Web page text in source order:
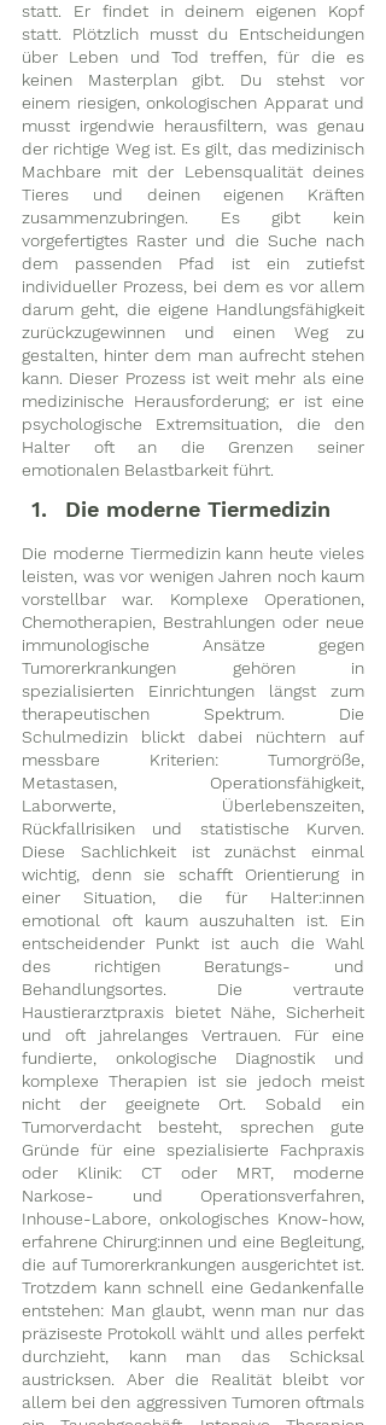
statt. Er findet in deinem eigenen Kopf
statt. Plötzlich musst du Entscheidungen
über Leben und Tod treffen, für die es
keinen Masterplan gibt. Du stehst vor
einem riesigen, onkologischen Apparat und
musst irgendwie herausfiltern, was genau
der richtige Weg ist. Es gilt, das medizinisch
Machbare mit der Lebensqualität deines
Tieres und deinen eigenen Kräften
zusammenzubringen. Es gibt kein
vorgefertigtes Raster und die Suche nach
dem passenden Pfad ist ein zutiefst
individueller Prozess, bei dem es vor allem
darum geht, die eigene Handlungsfähigkeit
zurückzugewinnen und einen Weg zu
gestalten, hinter dem man aufrecht stehen
kann. Dieser Prozess ist weit mehr als eine
medizinische Herausforderung; er ist eine
psychologische Extremsituation, die den
Halter oft an die Grenzen seiner
emotionalen Belastbarkeit führt.
Die moderne Tiermedizin
Die moderne Tiermedizin kann heute vieles
leisten, was vor wenigen Jahren noch kaum
vorstellbar war. Komplexe Operationen,
Chemotherapien, Bestrahlungen oder neue
immunologische Ansätze gegen
Tumorerkrankungen gehören in
spezialisierten Einrichtungen längst zum
therapeutischen Spektrum. Die
Schulmedizin blickt dabei nüchtern auf
messbare Kriterien: Tumorgröße,
Metastasen, Operationsfähigkeit,
Laborwerte, Überlebenszeiten,
Rückfallrisiken und statistische Kurven.
Diese Sachlichkeit ist zunächst einmal
wichtig, denn sie schafft Orientierung in
einer Situation, die für Halter:innen
emotional oft kaum auszuhalten ist. Ein
entscheidender Punkt ist auch die Wahl
des richtigen Beratungs- und
Behandlungsortes. Die vertraute
Haustierarztpraxis bietet Nähe, Sicherheit
und oft jahrelanges Vertrauen. Für eine
fundierte, onkologische Diagnostik und
komplexe Therapien ist sie jedoch meist
nicht der geeignete Ort. Sobald ein
Tumorverdacht besteht, sprechen gute
Gründe für eine spezialisierte Fachpraxis
oder Klinik: CT oder MRT, moderne
Narkose- und Operationsverfahren,
Inhouse-Labore, onkologisches Know-how,
erfahrene Chirurg:innen und eine Begleitung,
die auf Tumorerkrankungen ausgerichtet ist.
Trotzdem kann schnell eine Gedankenfalle
entstehen: Man glaubt, wenn man nur das
präziseste Protokoll wählt und alles perfekt
durchzieht, kann man das Schicksal
austricksen. Aber die Realität bleibt vor
allem bei den aggressiven Tumoren oftmals